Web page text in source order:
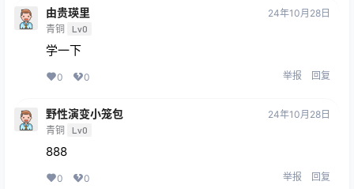
由贵瑛里
青铜 Lv0
24年10月28日
学一下
0 0 举报 回复
野性演变小笼包
青铜 Lv0
24年10月28日
888
0 0 举报 回复